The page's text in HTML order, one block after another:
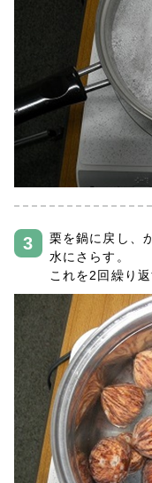
栗を鍋に戻し、
水にさらす。
これを2回繰り返